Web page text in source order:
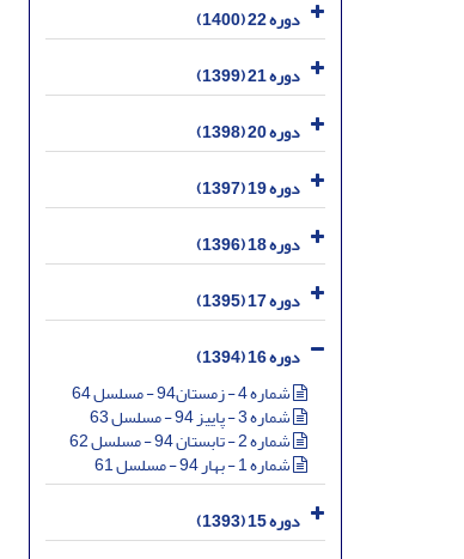
دوره 22 (1400)
دوره 21 (1399)
دوره 20 (1398)
دوره 19 (1397)
دوره 18 (1396)
دوره 17 (1395)
دوره 16 (1394)
شماره 4 - زمستان94 - مسلسل 64
شماره 3 - پاییز 94 - مسلسل 63
شماره 2 - تابستان 94 - مسلسل 62
شماره 1 - بهار 94 - مسلسل 61
دوره 15 (1393)